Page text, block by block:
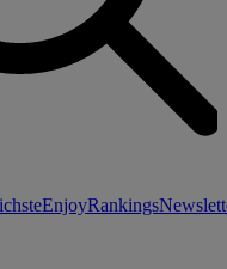
EnjoyRankings